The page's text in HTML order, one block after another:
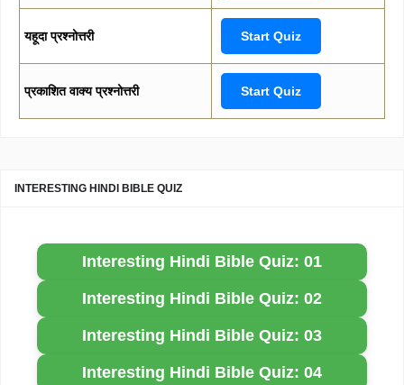
यहूदा प्रश्नोत्तरी Start Quiz
प्रकाशित वाक्य प्रश्नोत्तरी Start Quiz
INTERESTING HINDI BIBLE QUIZ
Interesting Hindi Bible Quiz: 01
Interesting Hindi Bible Quiz: 02
Interesting Hindi Bible Quiz: 03
Interesting Hindi Bible Quiz: 04